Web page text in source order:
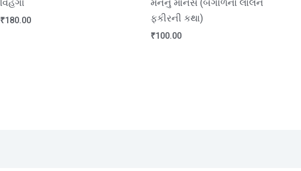
₹180.00
ફકીરની કથા)
₹100.00